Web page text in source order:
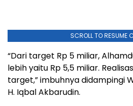
SCROLL TO RESUME
“Dari target Rp 5 miliar,
lebih yaitu Rp 5,5 miliar.
target,” imbuhnya didampingi
H. Iqbal Akbarudin.